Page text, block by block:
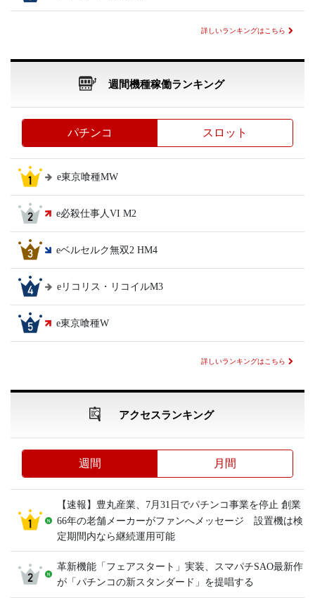
詳しいランキングはこちら
週間機種稼働ランキング
パチンコ スロット
e東京喰種MW
e必殺仕事人VI M2
eベルセルク無双2 HM4
eリコリス・リコイルM3
e東京喰種W
詳しいランキングはこちら
アクセスランキング
週間 月間
【速報】豊丸産業、7月31日でパチンコ事業を停止 創業
66年の老舗メーカーがファンへメッセージ 設置機は検
定期間内なら継続運用可能
革新機能「フェアスタート」実装、スマパチSAO最新作
が「パチンコの新スタンダード」を提唱する